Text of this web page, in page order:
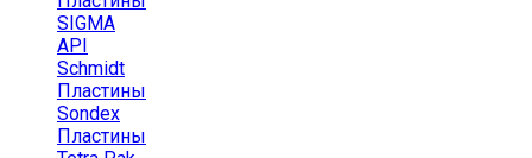
SIGMA
API
Schmidt
Пластины
Sondex
Пластины